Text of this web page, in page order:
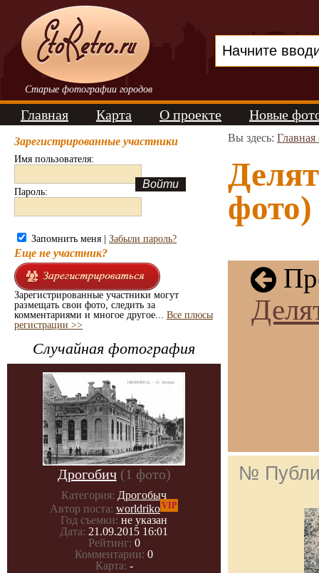
Старые фотографии городов
Главная Карта О проекте Новые
Зарегистрированные участники
Имя пользователя:
Пароль:
Запомнить меня | Забыли пароль?
Еще не участник?
Зарегистрированные участники могут
размещать свои фото, следить за
комментариями и многое другое... Все плюсы
регистрации >>
Случайная фотография
Дрогобич (1 фото)
Категория: Дрогобыч
Автор поста: worldrikoVIP
Год съемки: не указан
Дата: 21.09.2015 16:01
Рейтинг: 0
Комментарии: 0
Карта: -
Вы здесь: Главная
фото)
№